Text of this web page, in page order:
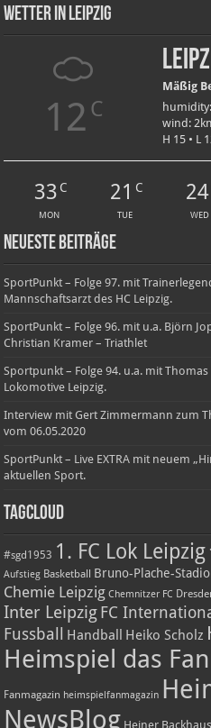
Wetter in Leipzig
12 C
Mäßig
wind:
H 15 • L
33 C
MON
21 C
TUE
24
WED
Neueste Beiträge
SportPunkt – Folge 97. mit
Mannschaftsarzt des HC Leipzig.
SportPunkt – Folge 96. mit u.a. Björn
Christian Kramer – Triathlet
Sportpunkt – Folge 94. u.a. mit
Lokomotive Leipzig.
Interview mit Gert Zimmermann zum
vom 06.05.2020
SportPunkt – Live EXTRA mit neuem
aktuellen Sport.
TagCloud
#sgd1953 1. FC Lok Leipzig
Aufstieg Basketball Bruno-Plache-
Chemie Leipzig Chemnitzer FC
Inter LeipzigFC
Fussball Handball Heiko Scholz
Heimspiel das
Fanmagazin heimspielfanmagazin
NewsBlog Heiner Backhaus